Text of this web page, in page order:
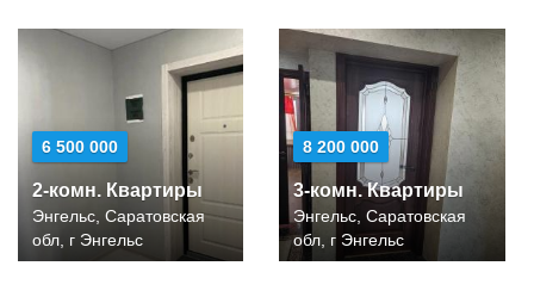
6 500 000
2-комн. Квартиры
Энгельс, Саратовская
обл, г Энгельс
8 200 000
3-комн. Квартиры
Энгельс, Саратовская
обл, г Энгельс